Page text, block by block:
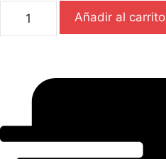
Añadir al carrito